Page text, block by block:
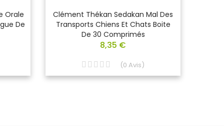
Orale
De
Clément Thékan Sedakan Mal Des
Transports Chiens Et Chats Boite
De 30 Comprimés
8,35 €
(0 Avis)